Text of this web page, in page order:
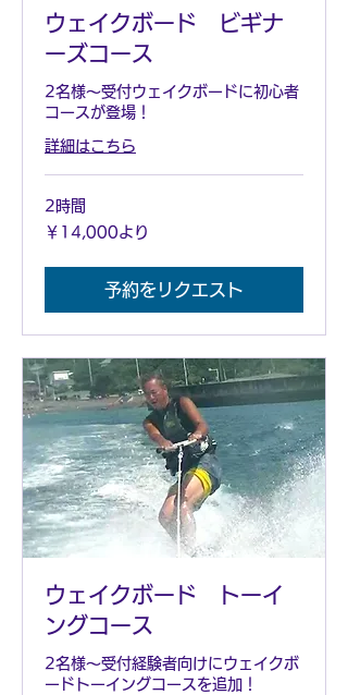
ウェイクボード ビギナ
ーズコース
2名様～受付ウェイクボードに初心者
コースが登場！
詳細はこちら
2時間
14,000
円
り
￥14,000より
予約をリクエスト
ウェイクボード トーイ
ングコース
2名様～受付経験者向けにウェイクボ
ードトーイングコースを追加！